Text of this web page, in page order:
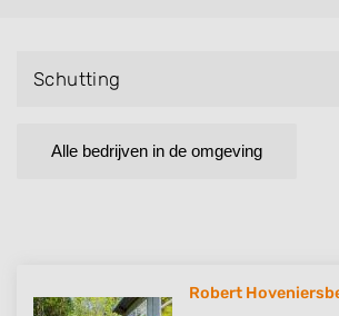
Schutting
Alle bedrijven in de omgeving
Robert